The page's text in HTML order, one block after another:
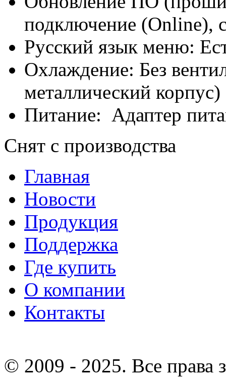
подключение (Online),
Русский язык меню:
Охлаждение: Без
металлический корпус)
Питание: Адаптер
Снят с производства
Главная
Новости
Продукция
Поддержка
Где купить
О компании
Контакты
© 2009 - 2025. Все права